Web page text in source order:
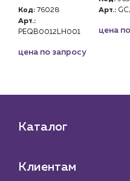
Код: 76028
Арт.:
PEQB0012LH001
цена по запросу
Арт.:
цена
Каталог
Клиентам